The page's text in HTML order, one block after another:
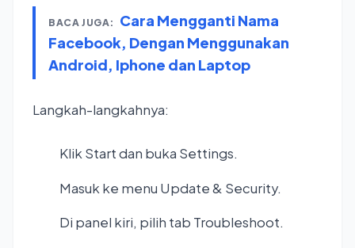
BACA JUGA:
Cara Mengganti Nama
Facebook, Dengan Menggunakan
Android, Iphone dan Laptop
Langkah-langkahnya:
Klik Start dan buka Settings.
Masuk ke menu Update & Security.
Di panel kiri, pilih tab Troubleshoot.